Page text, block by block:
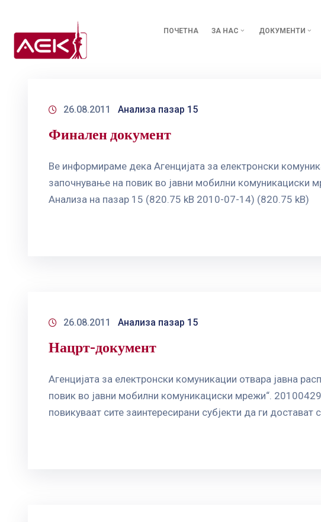
ПОЧЕТНА ЗА НАС ДОКУМЕНТИ
26.08.2011 Анализа пазар 15
Финален документ
Ве информираме дека Агенцијата за електронски
започнување на повик во јавни мобилни
Анализа на пазар 15 (820.75 kB 2010-07-14) (820.75 kB)
26.08.2011 Анализа пазар 15
Нацрт-документ
Агенцијата за електронски комуникации отвара јавна
повик во јавни мобилни комуникациски мрежи“.
повикуваат сите заинтересирани субјекти да ги